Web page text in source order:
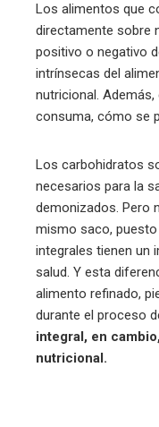
Los alimentos que
directamente sobre
positivo o negativo
intrínsecas del
nutricional.
consuma, cómo se
Los carbohidratos
necesarios para la
demonizados. Pero
mismo saco,
integrales tienen un
salud. Y esta
alimento refinado,
durante el proceso
integral, en
nutricional.